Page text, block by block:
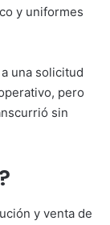
y uniformes
una solicitud
pero
sin
y venta de